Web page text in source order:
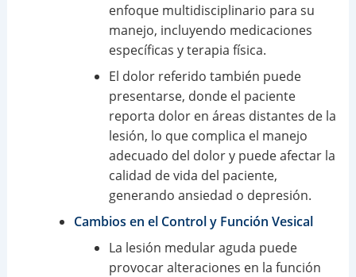
enfoque multidisciplinario para su
manejo, incluyendo medicaciones
específicas y terapia física.
El dolor referido también puede
presentarse, donde el paciente
reporta dolor en áreas distantes de la
lesión, lo que complica el manejo
adecuado del dolor y puede afectar la
calidad de vida del paciente,
generando ansiedad o depresión.
Cambios en el Control y Función Vesical
La lesión medular aguda puede
provocar alteraciones en la función